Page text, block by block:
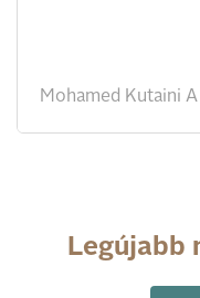
Legújabb